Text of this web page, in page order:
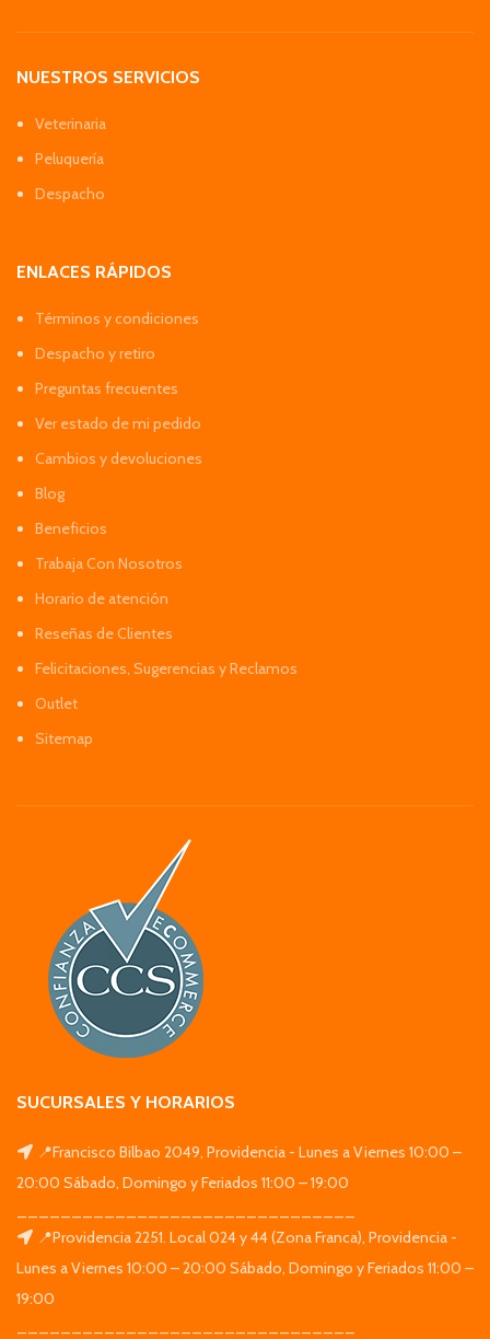
NUESTROS SERVICIOS
Veterinaria
Peluquería
Despacho
ENLACES RÁPIDOS
Términos y condiciones
Despacho y retiro
Preguntas frecuentes
Ver estado de mi pedido
Cambios y devoluciones
Blog
Beneficios
Trabaja Con Nosotros
Horario de atención
Reseñas de Clientes
Felicitaciones, Sugerencias y Reclamos
Outlet
Sitemap
SUCURSALES Y HORARIOS
📍Francisco Bilbao 2049, Providencia - Lunes a Viernes 10:00 –
20:00 Sábado, Domingo y Feriados 11:00 – 19:00
📍Providencia 2251. Local 024 y 44 (Zona Franca), Providencia -
Lunes a Viernes 10:00 – 20:00 Sábado, Domingo y Feriados 11:00 –
19:00